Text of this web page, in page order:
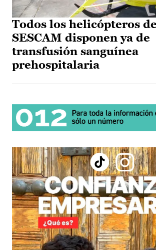
Todos los helicópteros
SESCAM disponen ya de
transfusión sanguínea
prehospitalaria